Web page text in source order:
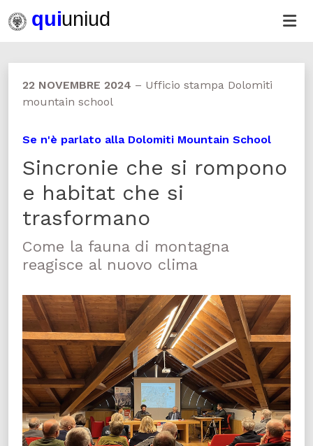
22 NOVEMBRE 2024 – Ufficio stampa Dolomiti
mountain school
Se n'è parlato alla Dolomiti Mountain School
Sincronie che si rompono
e habitat che si
trasformano
Come la fauna di montagna
reagisce al nuovo clima